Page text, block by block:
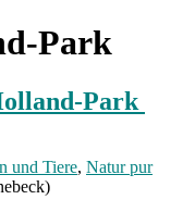
Park
Park
und Tiere, Natur pur